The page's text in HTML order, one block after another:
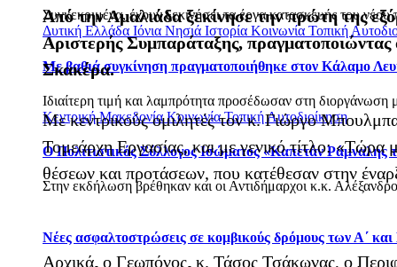
Συγκεκριμένα, έχουν ξεκινήσει τα έργα κατασκευής του
Δυτική Ελλάδα Ιόνια Νησιά Ιστορία Κοινωνία Τοπική
Με βαθιά συγκίνηση πραγματοποιήθηκε στον Κάλαμο
Ιδιαίτερη τιμή και λαμπρότητα προσέδωσαν στη διοργάνωση
Κεντρική ΜακεδονίαΚοινωνίαΤοπική Αυτοδιοίκηση
Ο Πολιτιστικός Σύλλογος Ισώματος «Καπετάν Ράμναλης
Στην εκδήλωση βρέθηκαν και οι Αντιδήμαρχοι κ.κ.
Νέες ασφαλτοστρώσεις σε κομβικούς δρόμους των Α΄
Από την Αμαλιάδα ξεκίνησε την πρώτη της
Αριστερής Συμπαράταξης, πραγματοποιώντας
Σκακέρα.
Με κεντρικούς ομιλητές τον κ. Γιώργο
Τομεάρχη Εργασίας, και με γενικό τίτλο: «Τώρα
θέσεων και προτάσεων, που κατέθεσαν στην
Αρχικά, ο Γεωπόνος, κ. Τάσος Τσάκωνας, ο